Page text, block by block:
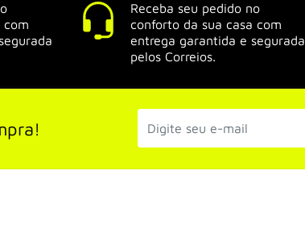
com
Receba seu pedido no
conforto da sua casa com
entrega garantida e segurada
pelos Correios.